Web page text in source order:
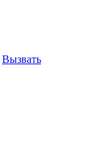
Вызвать